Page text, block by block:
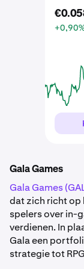
€0.
Gala Games
Gala Games
dat zich richt op
spelers over in-
verdienen. In
Gala een
strategie tot